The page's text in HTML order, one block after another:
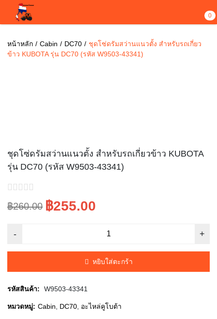
0
หน้าหลัก Cabin DC70
ชุดโซ่ดรัมสว่านแนวตั้ง สำหรับรถเกี่ยว
ข้าว KUBOTA รุ่น DC70 (รหัส W9503-43341)
ชุดโซ่ดรัมสว่านแนวตั้ง สำหรับรถเกี่ยวข้าว KUBOTA
รุ่น DC70 (รหัส W9503-43341)
฿260.00
Original
price
was:
฿260.00.
฿255.00
Current
price
is:
฿255.00.
หยิบใส่ตะกร้า
รหัสสินค้า: W9503-43341
หมวดหมู่: Cabin DC70 อะไหล่คูโบต้า